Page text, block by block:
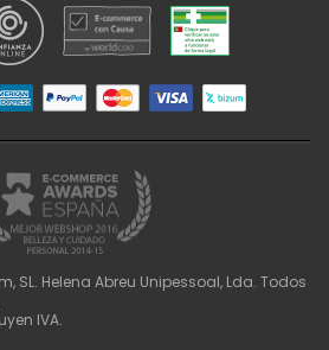
SL. Helena Abreu Unipessoal, Lda. Todos
IVA.